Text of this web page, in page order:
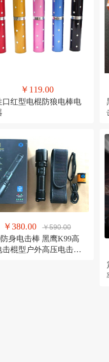
￥119.00
口红型电棍防狼电棒电
￥380.00 ￥590.00
身电击棒 黑鹰K99高
击棍型户外高压电击器